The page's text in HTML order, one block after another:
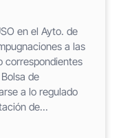
en el Ayto. de
a las
correspondientes
de
a lo regulado
de...